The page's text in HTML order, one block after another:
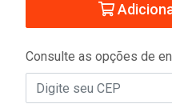
Consulte as opções de